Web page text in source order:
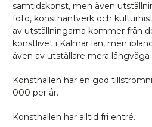
samtidskonst, men även
foto, konsthantverk och
av utställningarna kommer från
konstlivet i Kalmar län, men
även av utställare mera långväga
Konsthallen har en god
000 per år.
Konsthallen har alltid fri entré.